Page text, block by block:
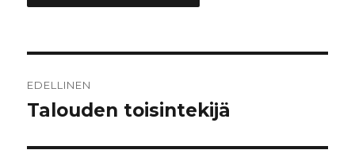
selaus
EDELLINEN
Edellinen
Talouden toisintekijä